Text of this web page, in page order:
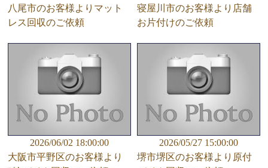
八尾市のお客様よりマット
レス回収のご依頼
寝屋川市のお客様より店舗
お片付けのご依頼
2026/06/02 18:00:00
大阪市平野区のお客様より
2026/05/27 15:00:00
堺市堺区のお客様より原付